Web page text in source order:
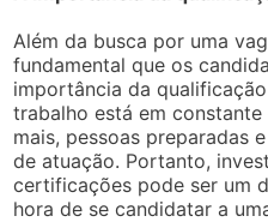
Além da busca por uma
fundamental que os
importância da
trabalho está em
mais, pessoas preparadas
de atuação. Portanto,
certificações pode ser um
hora de se candidatar a